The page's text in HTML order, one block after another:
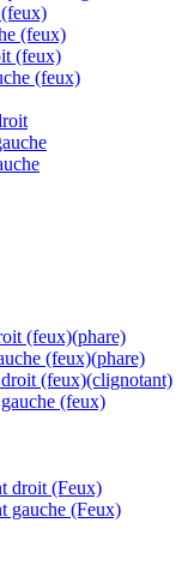
(feux)
(feux)
(feux)
(feux)(phare)
(feux)(phare)
(feux)(clignotant)
(feux)
droit (Feux)
gauche (Feux)